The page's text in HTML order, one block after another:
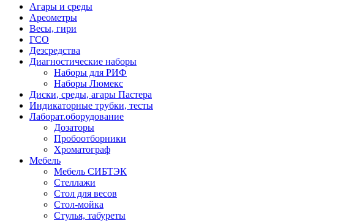
Агары и среды
Ареометры
Весы, гири
ГСО
Дезсредства
Диагностические наборы
Наборы для РИФ
Наборы Люмекс
Диски, среды, агары Пастера
Индикаторные трубки, тесты
Лаборат.оборудование
Дозаторы
Пробоотборники
Хроматограф
Мебель
Мебель СИБТЭК
Стеллажи
Стол для весов
Стол-мойка
Стулья, табуреты